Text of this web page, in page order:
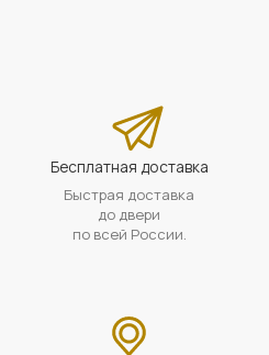
Бесплатная доставка
Быстрая доставка
до двери
по всей России.